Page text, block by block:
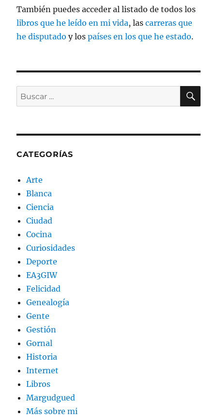
También puedes acceder al listado de todos los
libros que he leído en mi vida, lascarreras que
he disputado y lospaíses en los que he estado.
Buscar
por:
CATEGORÍAS
Arte
Blanca
Ciencia
Ciudad
Cocina
Curiosidades
Deporte
EA3GIW
Felicidad
Genealogía
Gente
Gestión
Gornal
Historia
Internet
Libros
Margudgued
Más sobre mi